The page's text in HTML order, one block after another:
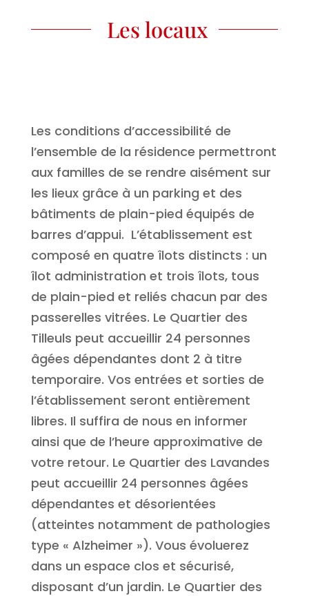
Les locaux
Les conditions d’accessibilité de
l’ensemble de la résidence permettront
aux familles de se rendre aisément sur
les lieux grâce à un parking et des
bâtiments de plain-pied équipés de
barres d’appui. L’établissement est
composé en quatre îlots distincts : un
îlot administration et trois îlots, tous
de plain-pied et reliés chacun par des
passerelles vitrées. Le Quartier des
Tilleuls peut accueillir 24 personnes
âgées dépendantes dont 2 à titre
temporaire. Vos entrées et sorties de
l’établissement seront entièrement
libres. Il suffira de nous en informer
ainsi que de l’heure approximative de
votre retour. Le Quartier des Lavandes
peut accueillir 24 personnes âgées
dépendantes et désorientées
(atteintes notamment de pathologies
type « Alzheimer »). Vous évoluerez
dans un espace clos et sécurisé,
disposant d’un jardin. Le Quartier des